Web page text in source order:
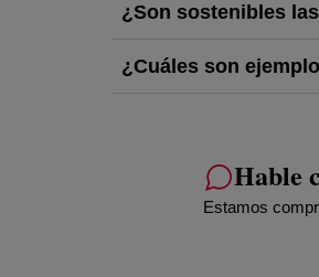
¿Son sostenibles
¿Cuáles son
Hable
Estamos